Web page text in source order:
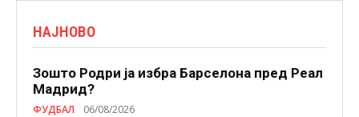
НАЈНОВО
Зошто Родри ја избра Барселона пред Реал
Мадрид?
ФУДБАЛ 06/08/2026